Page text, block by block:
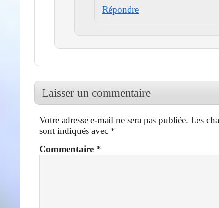
Répondre
Laisser un commentaire
Votre adresse e-mail ne sera pas publiée. Les
sont indiqués avec *
Commentaire *